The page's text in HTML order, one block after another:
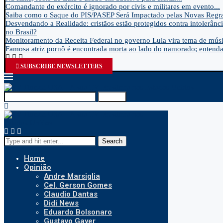
Comandante do exército é ignorado por civis e militares em evento...
Saiba como o Saque do PIS/PASEP Será Impactado pelas Novas
Desvendando a Realidade: cristãos estão protegidos contra
no Brasil?
Monitoramento da Receita Federal no governo Lula vira tema de
Famosa atriz pornô é encontrada morta ao lado do namorado;
SUBSCRIBE NEWSLETTERS
Search
Home
Opinião
Andre Marsiglia
Cel. Gerson Gomes
Claudio Dantas
Didi News
Eduardo Bolsonaro
Gustavo Gayer